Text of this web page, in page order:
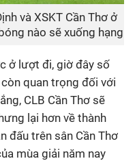
và XSKT Cần Thơ ở
nào sẽ xuống hạng
ở lượt đi, giờ đây số
quan trọng đối với
CLB Cần Thơ sẽ
lại hơn về thành
đấu trên sân Cần Thơ
mùa giải năm nay